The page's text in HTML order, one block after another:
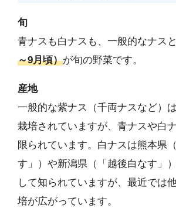
旬
青ナスも白ナスも、一般的なナス
～9月頃）が旬の野菜です。
産地
一般的な紫ナス（千両ナスなど）
栽培されていますが、青ナスや白
限られています。白ナスは熊本県
す」）や新潟県（「越後白なす」
して知られていますが、最近では
培が広がっています。